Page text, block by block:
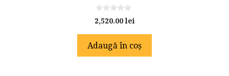
0
o
o
f
5
2,520.00lei
Adaugă în coș